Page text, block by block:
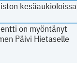
kesäaukioloissa
on myöntänyt
Päivi Hietaselle